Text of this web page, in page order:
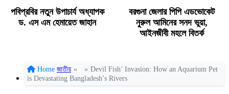
পবিপ্রবির নতুন উপাচার্য অধ্যাপক
ড. এস এম হেমায়েত জাহান
বরগুনা জেলার পিপি এডভোকেট
নুরুল আমিনের সনদ ভুয়া,
আইনজীবী মহলে বিতর্ক
Home জাতীয় » » Devil Fish’ Invasion: How an Aquarium Pet
is Devastating Bangladesh’s Rivers